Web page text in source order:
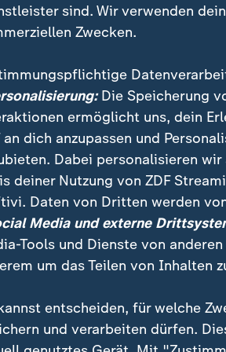
zeigen Kontakte des
Jareckis finanzielle
sind. Wir verwenden
Zwecken.
Die Speicherung
ermöglicht uns, dein
an dich anzupassen und
Dabei personalisieren
deiner Nutzung von ZDF
Daten von Dritten werden
Media und externe
Tools und Dienste von
um das Teilen von Inhalten
entscheiden, für welche
und verarbeiten dürfen.